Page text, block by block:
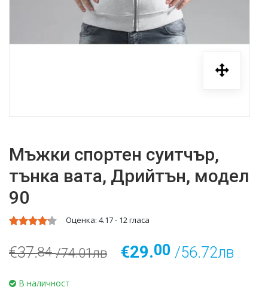
Мъжки спортен суитчър,
тънка вата, Дрийтън, модел
90
Оценка: 4.17- 12гласа
€37.84 /74.01лв €29.00 /56.72лв
В наличност